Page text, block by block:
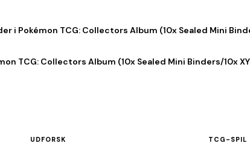
i Pokémon TCG: Collectors Album (10x Sealed Mini
TCG: Collectors Album (10x Sealed Mini Binders/10x
UDFORSK TCG-SPIL